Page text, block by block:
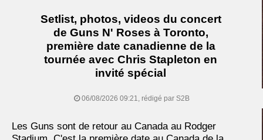
Setlist, photos, videos du concert
de Guns N' Roses à Toronto,
première date canadienne de la
tournée avec Chris Stapleton en
invité spécial
06/08/2026 09:21, rédigé par S2B
Les Guns sont de retour au Canada au Rodger